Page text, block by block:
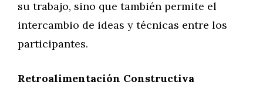
su trabajo, sino que también permite el
intercambio de ideas y técnicas entre los
participantes.
Retroalimentación Constructiva